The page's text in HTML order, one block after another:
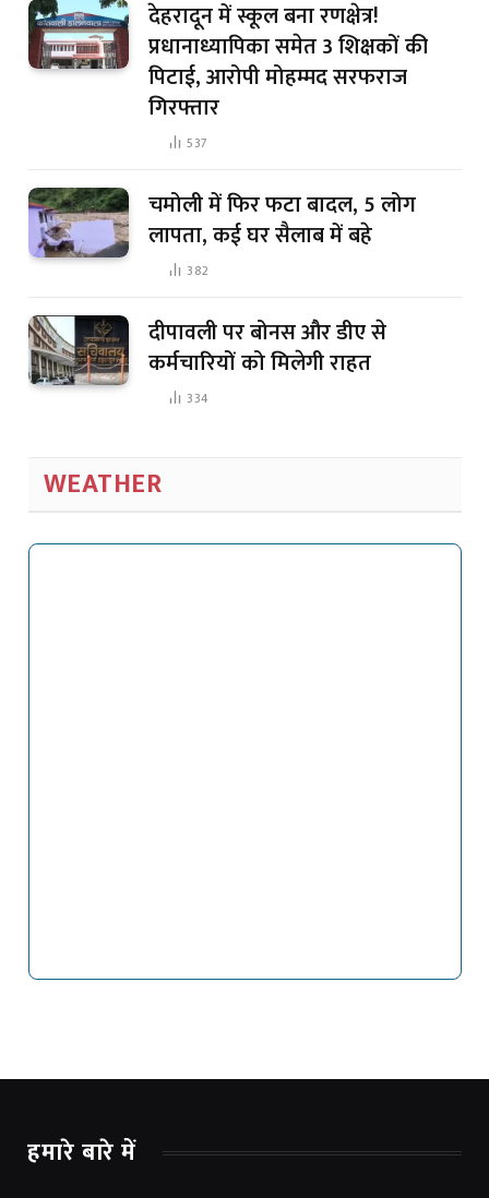
देहरादून में स्कूल बना रणक्षेत्र!
प्रधानाध्यापिका समेत 3 शिक्षकों की
पिटाई, आरोपी मोहम्मद सरफराज
गिरफ्तार
537
चमोली में फिर फटा बादल, 5 लोग
लापता, कई घर सैलाब में बहे
382
दीपावली पर बोनस और डीए से
कर्मचारियों को मिलेगी राहत
334
WEATHER
हमारे बारे में